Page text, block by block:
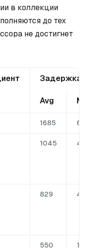
в коллекции
до тех
не достигнет
Задержка
Avg Min
1685 672
1045 47
829 45
550 100